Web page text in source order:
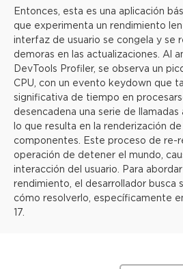
Entonces, esta es una aplicación
que experimenta un rendimiento
interfaz de usuario se congela y se
demoras en las actualizaciones. Al
DevTools Profiler, se observa un
CPU, con un evento keydown que
significativa de tiempo en
desencadena una serie de llamadas
lo que resulta en la renderización
componentes. Este proceso de re-
operación de detener el mundo,
interacción del usuario. Para
rendimiento, el desarrollador busca
cómo resolverlo, específicamente
17.